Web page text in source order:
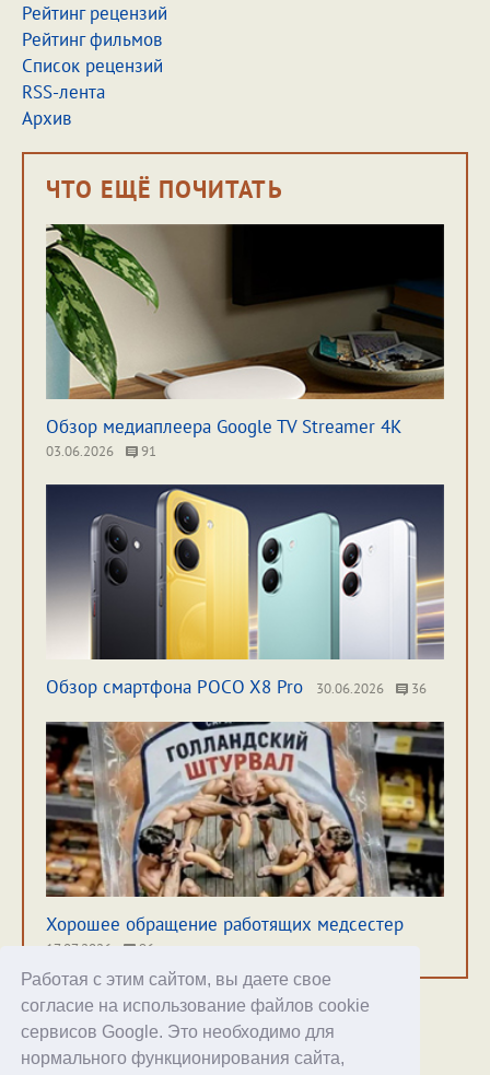
Работая с этим сайтом, вы даете свое
согласие на использование файлов cookie
сервисов Google. Это необходимо для
нормального функционирования сайта,
Рейтинг рецензий
Рейтинг фильмов
Список рецензий
RSS-лента
Архив
ЧТО ЕЩЁ ПОЧИТАТЬ
Обзор медиаплеера Google TV Streamer 4K
03.06.2026 91
Обзор смартфона POCO X8 Pro 30.06.2026 36
Хорошее обращение работящих медсестер
17.07.2026 96
Хостинг